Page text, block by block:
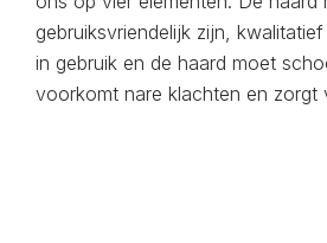
gebruiksvriendelijk zijn,
in gebruik en de haard moet
voorkomt nare klachten en zorgt